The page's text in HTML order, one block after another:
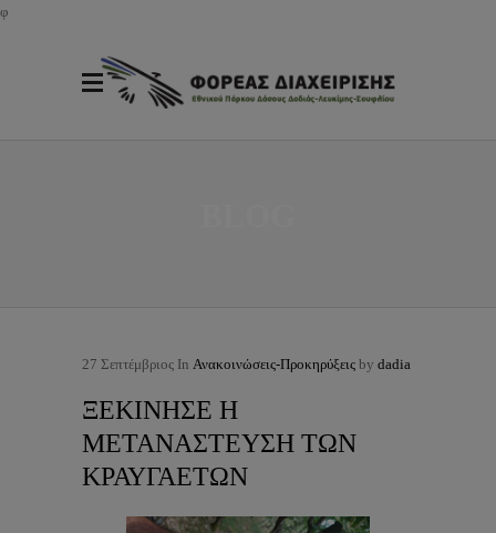
φ
27 Σεπτέμβριος In Ανακοινώσεις-Προκηρύξεις by dadia
ΞΕΚΙΝΗΣΕ Η
ΜΕΤΑΝΑΣΤΕΥΣΗ ΤΩΝ
ΚΡΑΥΓΑΕΤΩΝ